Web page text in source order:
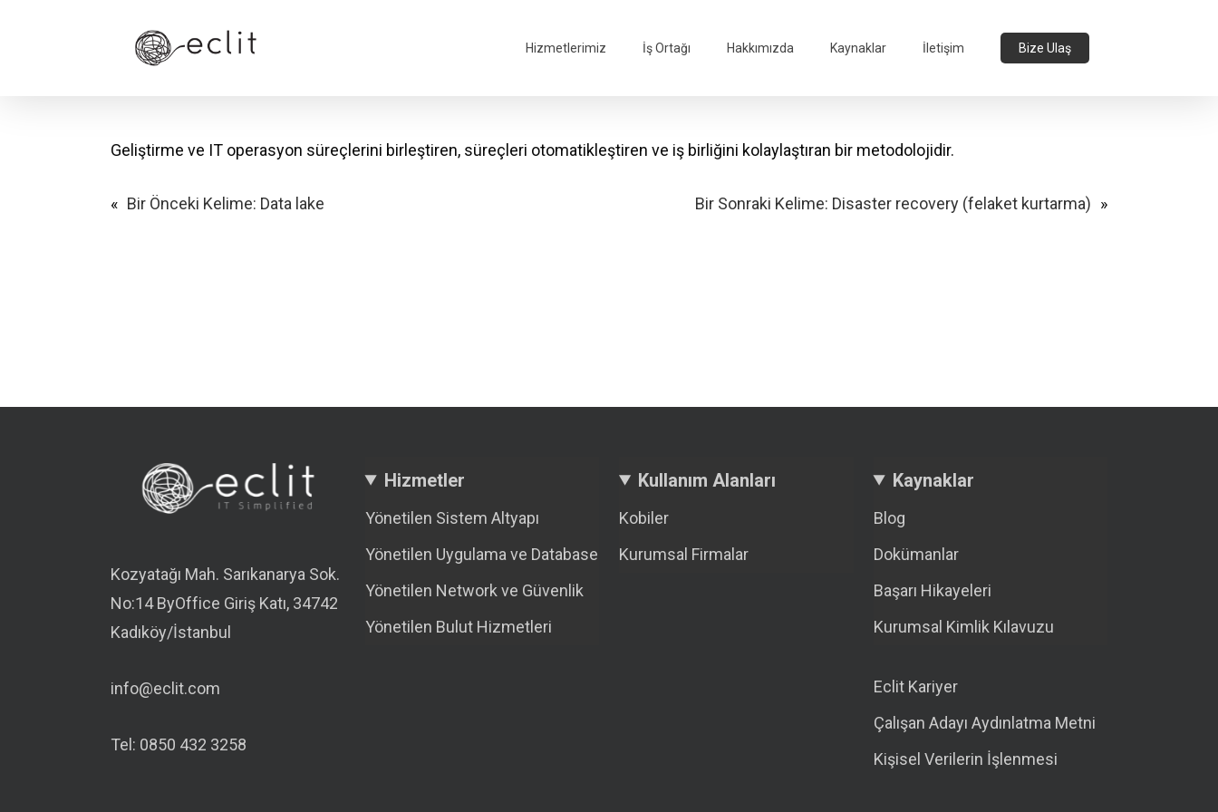
Hizmetlerimiz İş Ortağı Hakkımızda Kaynaklar İletişim Bize Ulaş
Geliştirme ve IT operasyon süreçlerini birleştiren, süreçleri otomatikleştiren ve iş birliğini kolaylaştıran bir metodolojidir.
« Bir Önceki Kelime: Data lake Bir Sonraki Kelime: Disaster recovery (felaket kurtarma) »
Kozyatağı Mah. Sarıkanarya Sok.
No:14 ByOffice Giriş Katı, 34742
Kadıköy/İstanbul
info@eclit.com
Tel: 0850 432 3258
Hizmetler
Yönetilen Sistem Altyapı
Yönetilen Uygulama ve Database
Yönetilen Network ve Güvenlik
Yönetilen Bulut Hizmetleri
Kullanım Alanları
Kobiler
Kurumsal Firmalar
Kaynaklar
Blog
Dokümanlar
Başarı Hikayeleri
Kurumsal Kimlik Kılavuzu
Eclit Kariyer
Çalışan Adayı Aydınlatma Metni
Kişisel Verilerin İşlenmesi